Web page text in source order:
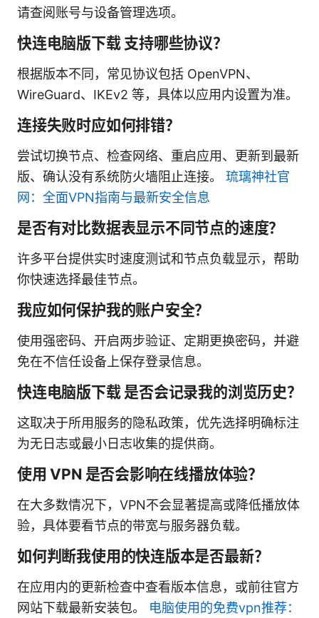
请查阅账号与设备管理选项。
快连电脑版下载 支持哪些协议？
根据版本不同，常见协议包括 OpenVPN、
WireGuard、IKEv2 等，具体以应用内设置为准。
连接失败时应如何排错？
尝试切换节点、检查网络、重启应用、更新到最新
版、确认没有系统防火墙阻止连接。 琉璃神社官
网：全面VPN指南与最新安全信息
是否有对比数据表显示不同节点的速度？
许多平台提供实时速度测试和节点负载显示，帮助
你快速选择最佳节点。
我应如何保护我的账户安全？
使用强密码、开启两步验证、定期更换密码，并避
免在不信任设备上保存登录信息。
快连电脑版下载 是否会记录我的浏览历史？
这取决于所用服务的隐私政策，优先选择明确标注
为无日志或最小日志收集的提供商。
使用 VPN 是否会影响在线播放体验？
在大多数情况下，VPN不会显著提高或降低播放体
验，具体要看节点的带宽与服务器负载。
如何判断我使用的快连版本是否最新？
在应用内的更新检查中查看版本信息，或前往官方
网站下载最新安装包。 电脑使用的免费vpn推荐：